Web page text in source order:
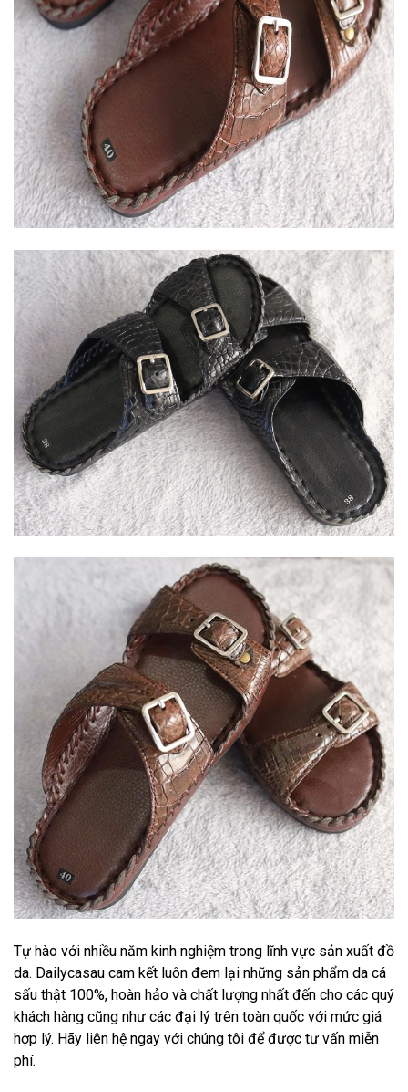
Tự hào với nhiều năm kinh nghiệm trong lĩnh vực sản xuất đồ
da. Dailycasau cam kết luôn đem lại những sản phẩm da cá
sấu thật 100%, hoàn hảo và chất lượng nhất đến cho các quý
khách hàng cũng như các đại lý trên toàn quốc với mức giá
hợp lý. Hãy liên hệ ngay với chúng tôi để được tư vấn miễn
phí.